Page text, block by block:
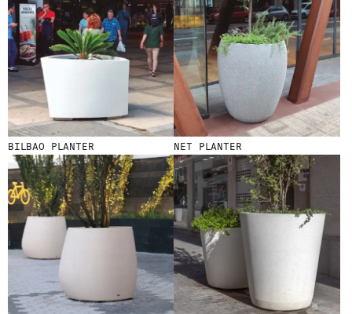
BILBAO PLANTER NET PLANTER
HE LEÍDO Y ACEPTO LAPOLÍTICA DE
PRIVACIDAD
WE ARE MOLINS GO TO CORPORATE SITE
CERTIFICADOS